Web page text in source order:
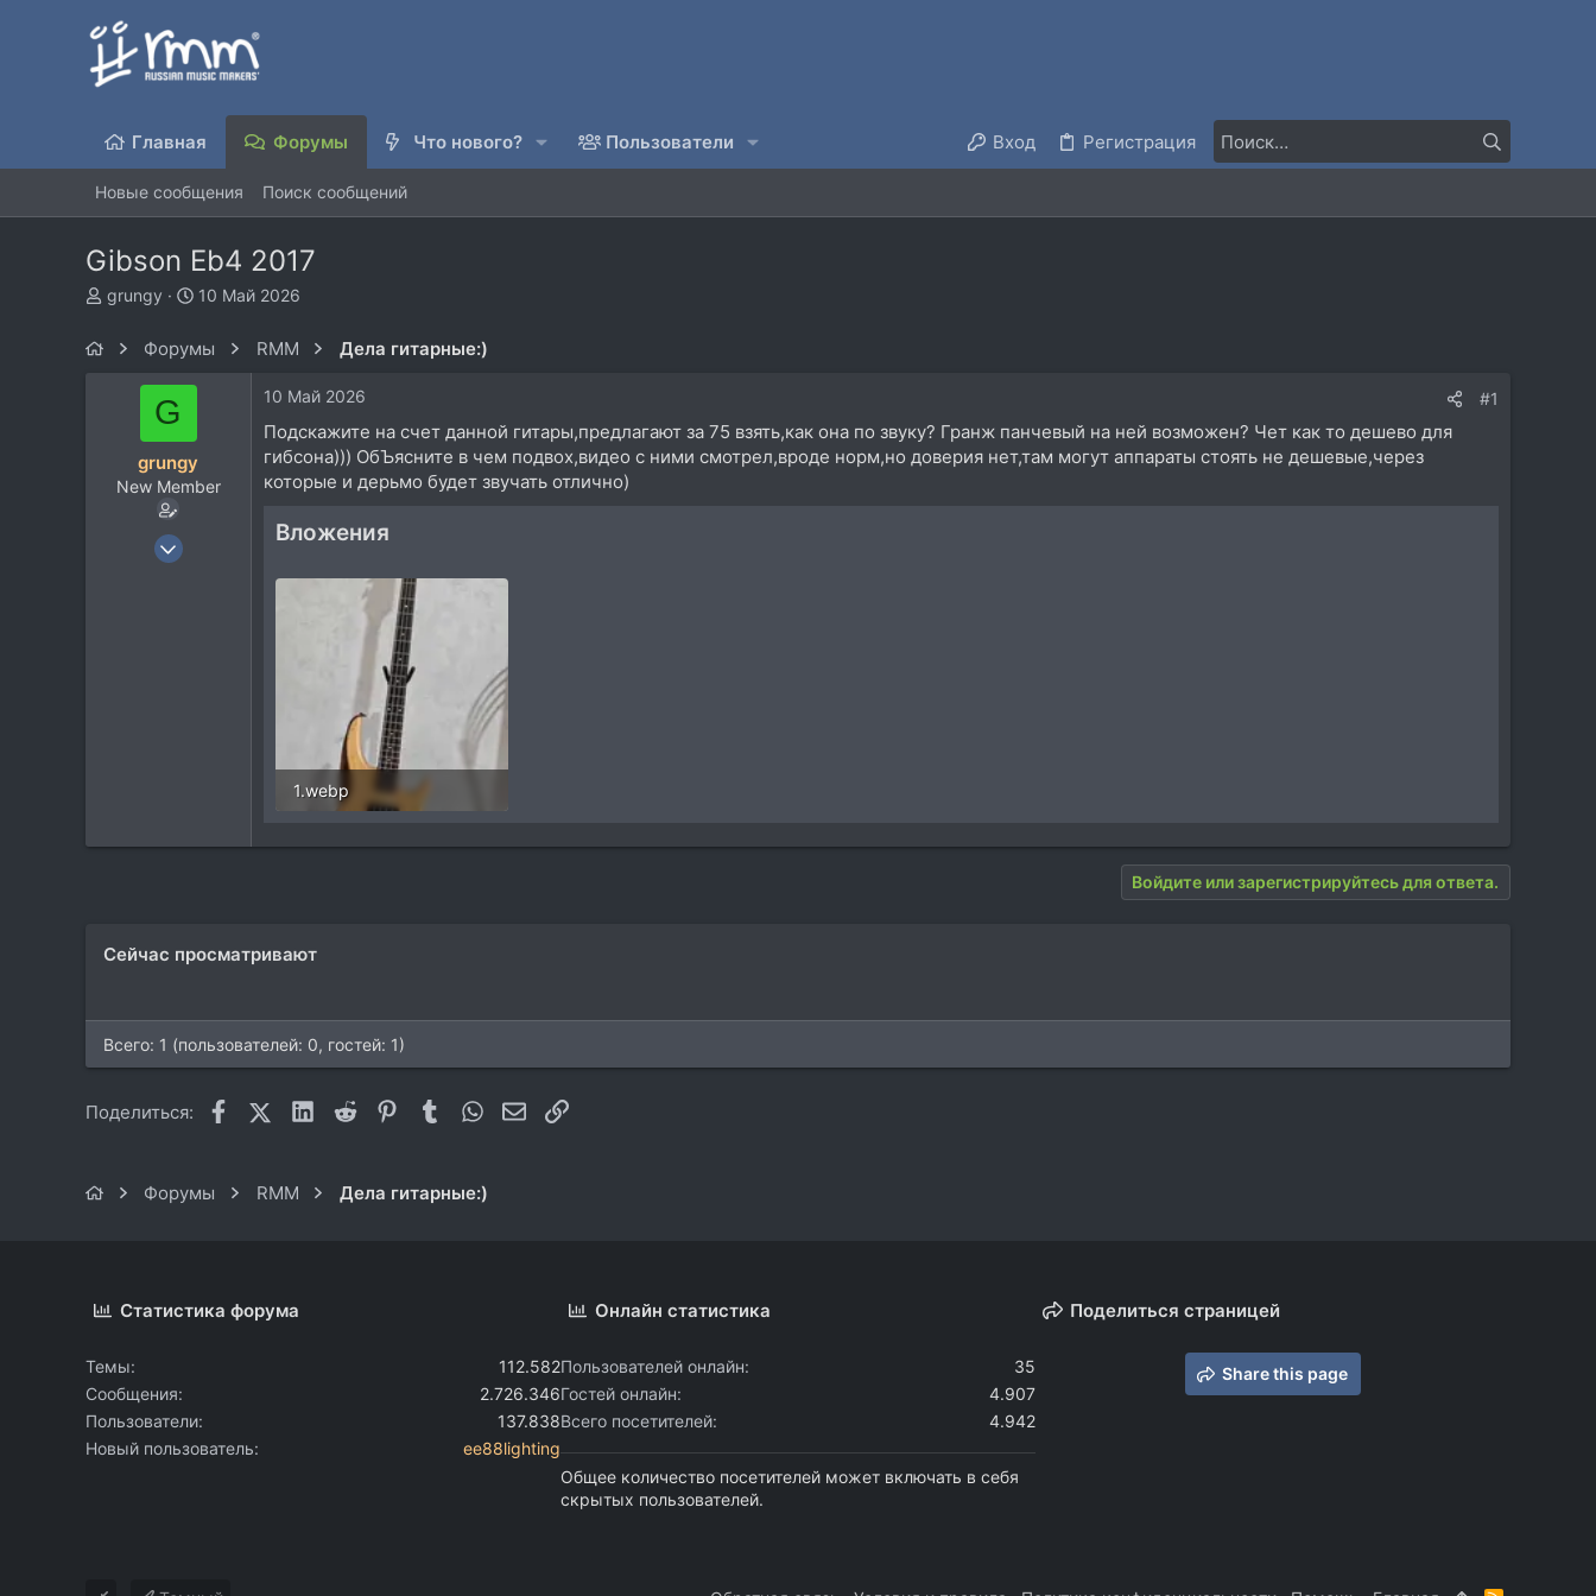
Главная Форумы Что нового? Пользователи Вход Регистрация
Новые сообщения Поиск сообщений
Gibson Eb4 2017
А
grungy
Д
а
а
10 Май 2026
Форумы RMM Дела гитарные:)
G
grungy
New Member
24 Фев 2010
10 Май 2026 #1
Подскажите на счет данной гитары,предлагают за 75 взять,как она по звуку? Гранж панчевый на ней возможен? Чет как то дешево для
гибсона))) ОбЪясните в чем подвох,видео с ними смотрел,вроде норм,но доверия нет,там могут аппараты стоять не дешевые,через
которые и дерьмо будет звучать отлично)
Вложения
1.webp
Войдите или зарегистрируйтесь для ответа.
Сейчас просматривают
Всего: 1 (пользователей: 0, гостей: 1)
Поделиться: FacebookX (Twitter)
LinkedIn
Reddit Pinterest
TumblrWhatsAppЭлектронная почта
Ссылка
Форумы RMM Дела гитарные:)
Статистика форума
Темы
112.582
Сообщения
2.726.346
Пользователи
137.838
Новый пользователь
ee88lighting
Онлайн статистика
Пользователей онлайн
35
Гостей онлайн
4.907
Всего посетителей
4.942
Общее количество посетителей может включать в себя
скрытых пользователей.
Поделиться страницей
Share this page